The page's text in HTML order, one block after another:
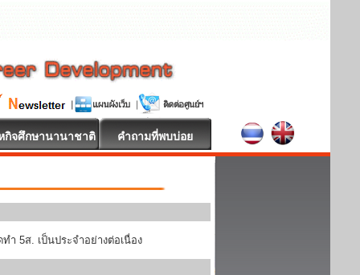
กิจศึกษานานาชาติ คำถามที่พบบ่อย
5ส. เป็นประจำอย่างต่อเนื่อง